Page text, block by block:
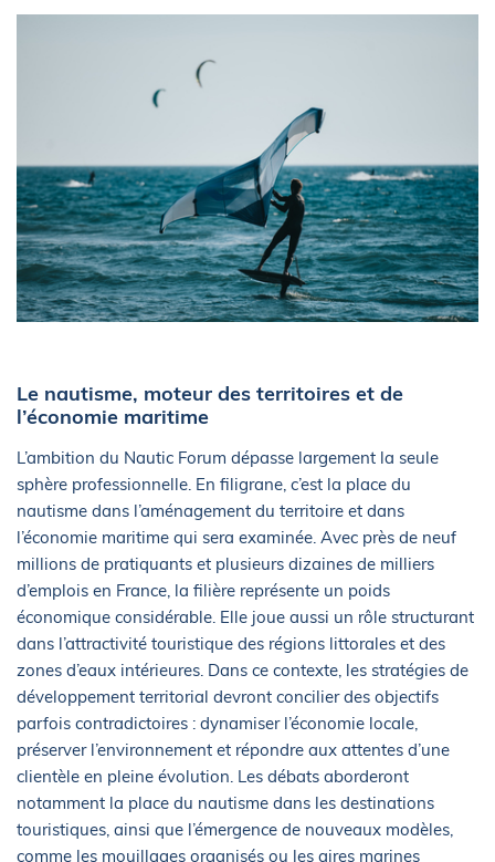
Le nautisme, moteur des territoires et de
l’économie maritime
L’ambition du Nautic Forum dépasse largement la seule
sphère professionnelle. En filigrane, c’est la place du
nautisme dans l’aménagement du territoire et dans
l’économie maritime qui sera examinée. Avec près de neuf
millions de pratiquants et plusieurs dizaines de milliers
d’emplois en France, la filière représente un poids
économique considérable. Elle joue aussi un rôle structurant
dans l’attractivité touristique des régions littorales et des
zones d’eaux intérieures. Dans ce contexte, les stratégies de
développement territorial devront concilier des objectifs
parfois contradictoires : dynamiser l’économie locale,
préserver l’environnement et répondre aux attentes d’une
clientèle en pleine évolution. Les débats aborderont
notamment la place du nautisme dans les destinations
touristiques, ainsi que l’émergence de nouveaux modèles,
comme les mouillages organisés ou les aires marines